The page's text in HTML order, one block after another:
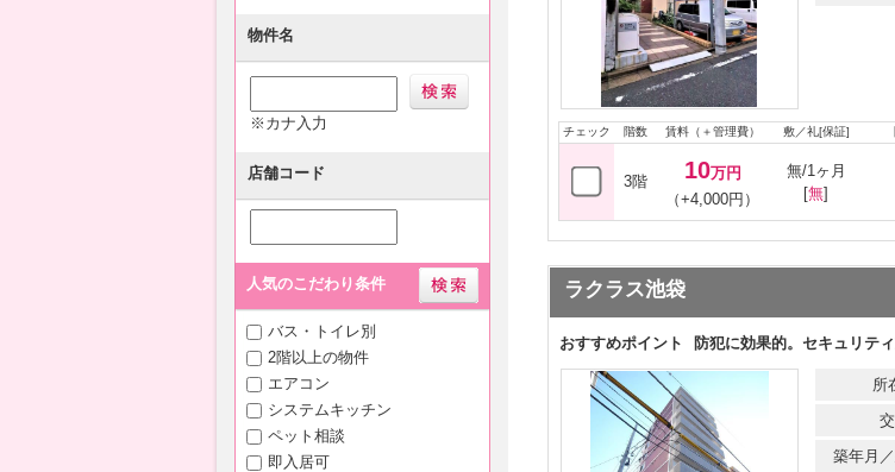
物件名
※カナ入力
店舗コード
人気のこだわり条件
バス・トイレ別
2階以上の物件
エアコン
システムキッチン
ペット相談
即入居可
チェック 階数 賃料（＋管理費） 敷／礼[保証]
3階 10万円
（+4,000円）
無/1ヶ月
[無]
ラクラス池袋
おすすめポイント 防犯に効果的。セキュリテ
所
築年月